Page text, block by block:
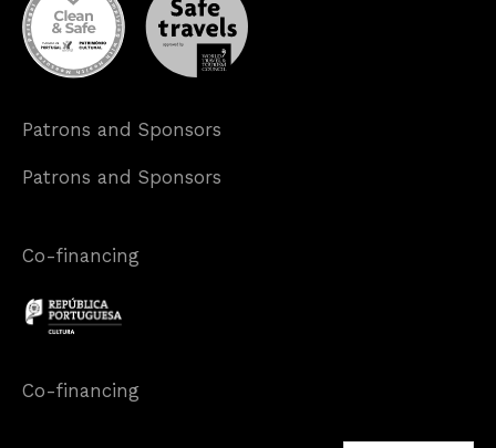
Patrons and Sponsors
Patrons and Sponsors
Co-financing
Co-financing